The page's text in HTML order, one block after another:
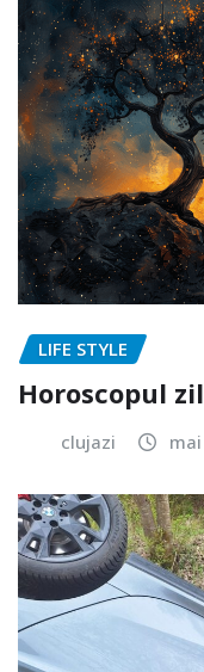
LIFE STYLE
Horoscopul
clujazi